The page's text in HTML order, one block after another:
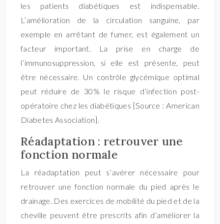
les patients diabétiques est indispensable.
L’amélioration de la circulation sanguine, par
exemple en arrêtant de fumer, est également un
facteur important. La prise en charge de
l’immunosuppression, si elle est présente, peut
être nécessaire. Un contrôle glycémique optimal
peut réduire de 30% le risque d’infection post-
opératoire chez les diabétiques [Source : American
Diabetes Association].
Réadaptation : retrouver une
fonction normale
La réadaptation peut s’avérer nécessaire pour
retrouver une fonction normale du pied après le
drainage. Des exercices de mobilité du pied et de la
cheville peuvent être prescrits afin d’améliorer la